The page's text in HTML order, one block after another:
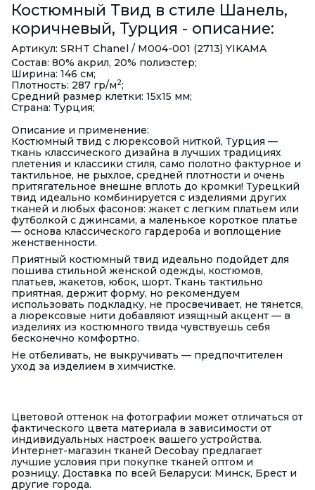
Костюмный Твид в стиле Шанель,
коричневый, Турция - описание:
Артикул: SRHT Chanel / M004-001 (2713) YIKAMA
Состав: 80% акрил, 20% полиэстер;
Ширина: 146 см;
Плотность: 287 гр/м2;
Средний размер клетки: 15х15 мм;
Страна: Турция;
Описание и применение:
Костюмный твид с люрексовой ниткой, Турция —
ткань классического дизайна в лучших традициях
плетения и классики стиля, само полотно фактурное и
тактильное, не рыхлое, средней плотности и очень
притягательное внешне вплоть до кромки! Турецкий
твид идеально комбинируется с изделиями других
тканей и любых фасонов: жакет с легким платьем или
футболкой с джинсами, а маленькое короткое платье
— основа классического гардероба и воплощение
женственности.
Приятный костюмный твид идеально подойдет для
пошива стильной женской одежды, костюмов,
платьев, жакетов, юбок, шорт. Ткань тактильно
приятная, держит форму, но рекомендуем
использовать подкладку, не просвечивает, не тянется,
а люрексовые нити добавляют изящный акцент — в
изделиях из костюмного твида чувствуешь себя
бесконечно комфортно.
Не отбеливать, не выкручивать — предпочтителен
уход за изделием в химчистке.
Цветовой оттенок на фотографии может отличаться от
фактического цвета материала в зависимости от
индивидуальных настроек вашего устройства.
Интернет-магазин тканей Decobay предлагает
лучшие условия при покупке тканей оптом и
розницу. Доставка по всей Беларуси: Минск, Брест и
другие города.